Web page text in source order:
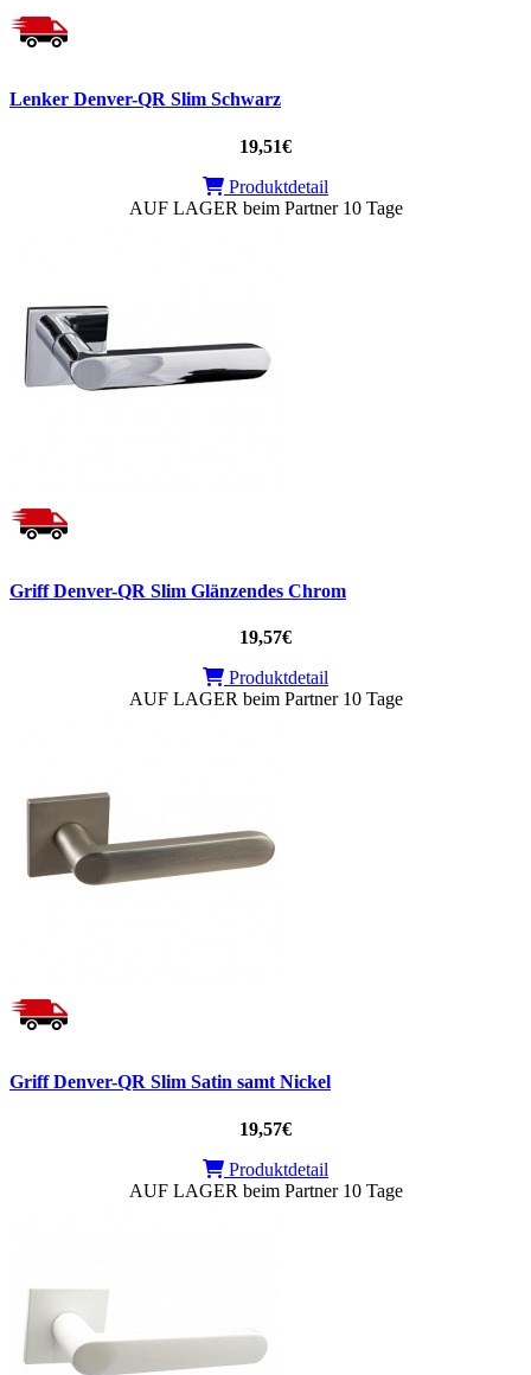
Lenker Denver-QR Slim Schwarz
19,51€
Produktdetail
AUF LAGER beim Partner 10 Tage
Griff Denver-QR Slim Glänzendes Chrom
19,57€
Produktdetail
AUF LAGER beim Partner 10 Tage
Griff Denver-QR Slim Satin samt Nickel
19,57€
Produktdetail
AUF LAGER beim Partner 10 Tage